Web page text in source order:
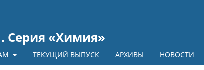
Серия «Химия»
ТЕКУЩИЙ ВЫПУСК АРХИВЫ НОВОСТИ